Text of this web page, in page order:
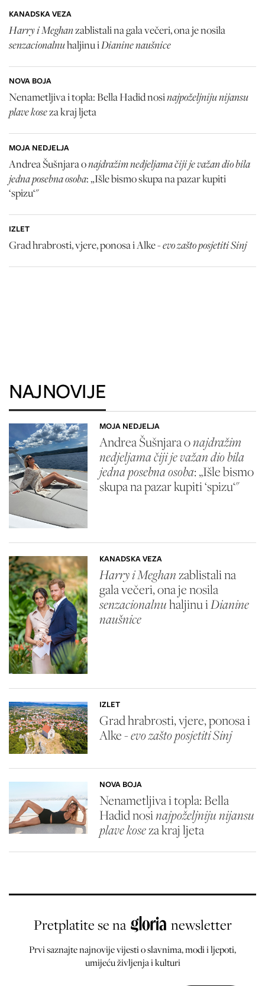
KANADSKA VEZA
Harry i Meghanzablistali na gala večeri, ona je nosila
senzacionalnuhaljinu iDianine naušnice
NOVA BOJA
Nenametljiva i topla: Bella Hadid nosinajpoželjniju nijansu
plave koseza kraj ljeta
MOJA NEDJELJA
Andrea Šušnjara onajdražim nedjeljama čiji je važan dio bila
jedna posebna osoba: „Išle bismo skupa na pazar kupiti
‘spizu‘"
IZLET
Grad hrabrosti, vjere, ponosa i Alke -evo zašto posjetiti Sinj
NAJNOVIJE
MOJA NEDJELJA
Andrea Šušnjara onajdražim
nedjeljama čiji je važan dio bila
jedna posebna osoba: „Išle bismo
skupa na pazar kupiti ‘spizu‘"
KANADSKA VEZA
Harry i Meghan zablistali na
gala večeri, ona je nosila
senzacionalnuhaljinu i Dianine
naušnice
IZLET
Grad hrabrosti, vjere, ponosa i
Alke -evo zašto posjetiti Sinj
NOVA BOJA
Nenametljiva i topla: Bella
Hadid nosinajpoželjniju nijansu
plave koseza kraj ljeta
Pretplatite se na newsletter
Prvi saznajte najnovije vijesti o slavnima, modi i ljepoti,
umijeću življenja i kulturi